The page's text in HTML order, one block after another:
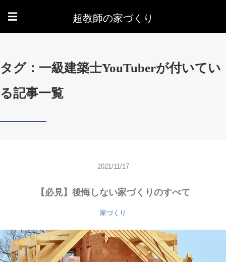
☰ 超教師の家づくり
タグ：一級建築士YouTuberが付いてい
る記事一覧
2021/11/17
【必見】後悔しない家づくりのすべて
家づくり